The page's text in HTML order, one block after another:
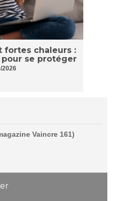
fortes chaleurs :
pour se protéger
2026
Vaincre 161)